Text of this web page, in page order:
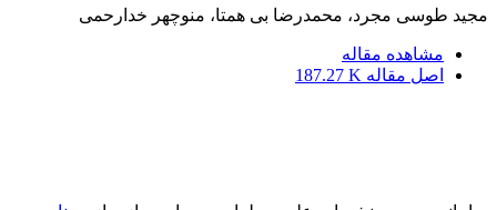
مجید طوسی مجرد، محمدرضا بی همتا، منوچهر خدارحمی
مشاهده مقاله
اصل مقاله 187.27 K